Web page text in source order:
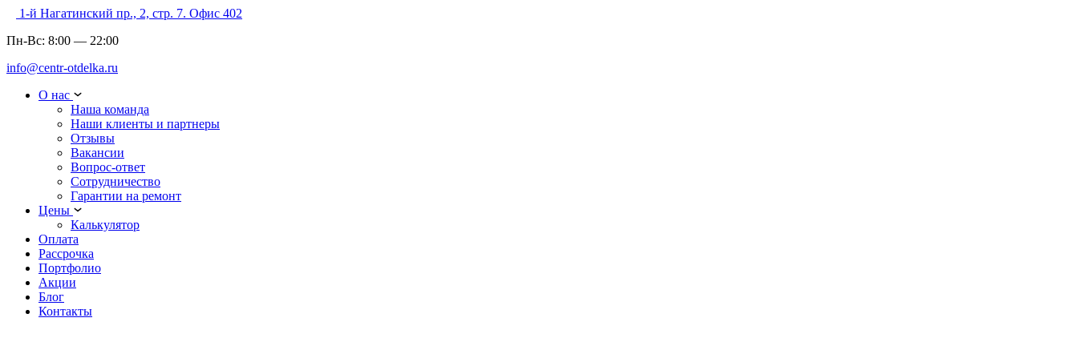
1-й Нагатинский пр., 2, стр. 7. Офис 402
Пн-Вс: 8:00 — 22:00
info@centr-otdelka.ru
О нас
Наша команда
Наши клиенты и партнеры
Отзывы
Вакансии
Вопрос-ответ
Сотрудничество
Гарантии на ремонт
Цены
Калькулятор
Оплата
Рассрочка
Портфолио
Акции
Блог
Контакты